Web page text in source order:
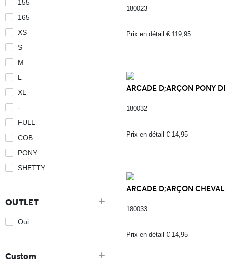
155
165
XS
S
M
L
XL
-
FULL
COB
PONY
SHETTY
OUTLET
Oui
Custom
180023
Prix en détail € 119,95
ARCADE D;ARÇON PONY
180032
Prix en détail € 14,95
ARCADE D;ARÇON
180033
Prix en détail € 14,95